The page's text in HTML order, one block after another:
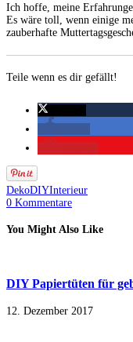
Ich hoffe, meine
Es wäre toll, wenn einige
zauberhafte
Teile wenn es dir gefällt!
DekoDIYInterieur
0 Kommentare
You Might Also Like
DIY Papiertüten für
12. Dezember 2017